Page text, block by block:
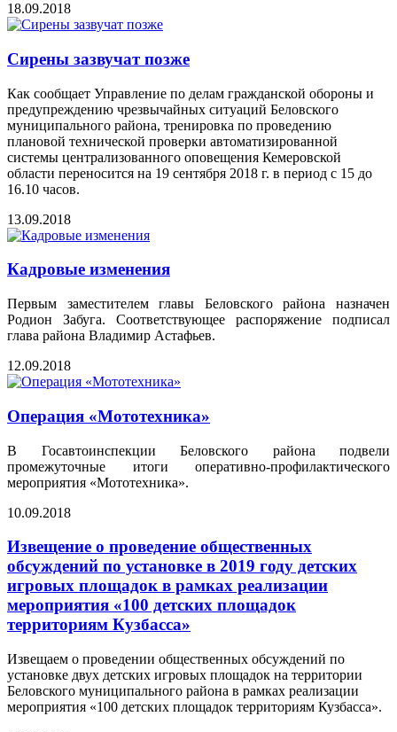
18.09.2018
Сирены зазвучат позже
Как сообщает Управление по делам гражданской обороны и
предупреждению чрезвычайных ситуаций Беловского
муниципального района, тренировка по проведению
плановой технической проверки автоматизированной
системы централизованного оповещения Кемеровской
области переносится на 19 сентября 2018 г. в период с 15 до
16.10 часов.
13.09.2018
Кадровые изменения
Первым заместителем главы Беловского района назначен
Родион Забуга. Соответствующее распоряжение подписал
глава района Владимир Астафьев.
12.09.2018
Операция «Мототехника»
В Госавтоинспекции Беловского района подвели
промежуточные итоги оперативно-профилактического
мероприятия «Мототехника».
10.09.2018
Извещение о проведение общественных
обсуждений по установке в 2019 году детских
игровых площадок в рамках реализации
мероприятия «100 детских площадок
территориям Кузбасса»
Извещаем о проведении общественных обсуждений по
установке двух детских игровых площадок на территории
Беловского муниципального района в рамках реализации
мероприятия «100 детских площадок территориям Кузбасса».